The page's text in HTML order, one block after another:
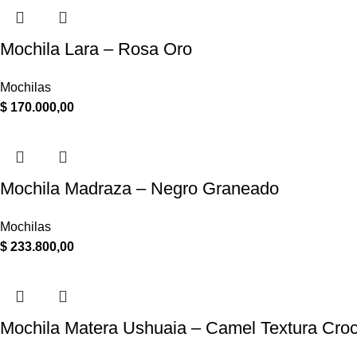
Mochila Lara – Rosa Oro
Mochilas
$ 170.000,00
Mochila Madraza – Negro Graneado
Mochilas
$ 233.800,00
Mochila Matera Ushuaia – Camel Textura